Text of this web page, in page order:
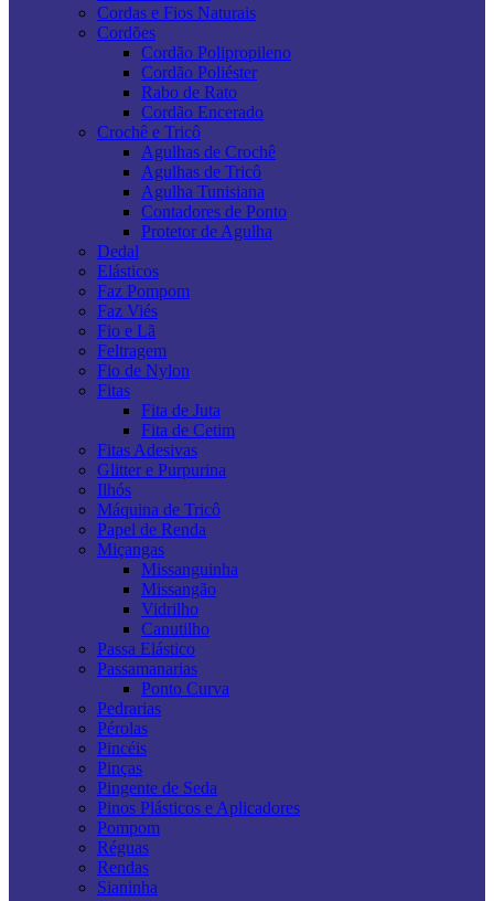
Cordas e Fios Naturais
Cordões
Cordão Polipropileno
Cordão Poliéster
Rabo de Rato
Cordão Encerado
Crochê e Tricô
Agulhas de Crochê
Agulhas de Tricô
Agulha Tunisiana
Contadores de Ponto
Protetor de Agulha
Dedal
Elásticos
Faz Pompom
Faz Viés
Fio e Lã
Feltragem
Fio de Nylon
Fitas
Fita de Juta
Fita de Cetim
Fitas Adesivas
Glitter e Purpurina
Ilhós
Máquina de Tricô
Papel de Renda
Miçangas
Missanguinha
Missangão
Vidrilho
Canutilho
Passa Elástico
Passamanarias
Ponto Curva
Pedrarias
Pérolas
Pincéis
Pinças
Pingente de Seda
Pinos Plásticos e Aplicadores
Pompom
Réguas
Rendas
Sianinha